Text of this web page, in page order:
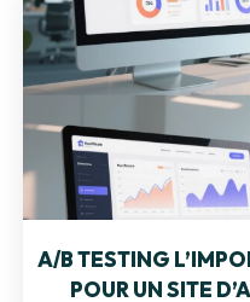
A/B TESTING
POUR UN SITE